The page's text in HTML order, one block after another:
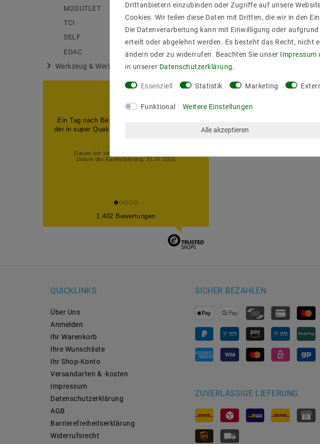
M2OUTLET 175
TCI
SELF
EDAC 18
Werkzeug & Werkstatt 1
Ein Tag nach Bestellung,den Artikel erhalten
der in super Qualität war,also alles super kann
Datum der Veröffentlichung: 07.08.2026
Datum der Kauferfahrung: 31.07.2026
1,402 Bewertungen
QUICKLINKS
Über Uns
Anmelden
Ihr Warenkorb
Ihre Wunschliste
Ihr Shop-Konto
Versandarten & -kosten
Impressum
Daten­schutz­erklärung
AGB
Barrierefreiheitserklärung
Widerrufs­recht
SICHER BEZAHLEN
ZUVERLÄSSIGE LIEFERUNG
Drittanbietern einzubinden oder Zugriffe auf unsere
Cookies. Wir teilen diese Daten mit Dritten, die wir in den
Die Datenverarbeitung kann mit Einwilligung oder
erteilt oder abgelehnt werden. Es besteht das Recht, nicht
ändern oder zu widerrufen. Beachten Sie unser Impressum
in unserer Daten­schutz­erklärung.
Essenziell Statistik Marketing
Funktional Weitere Einstellungen
Alle akzeptieren